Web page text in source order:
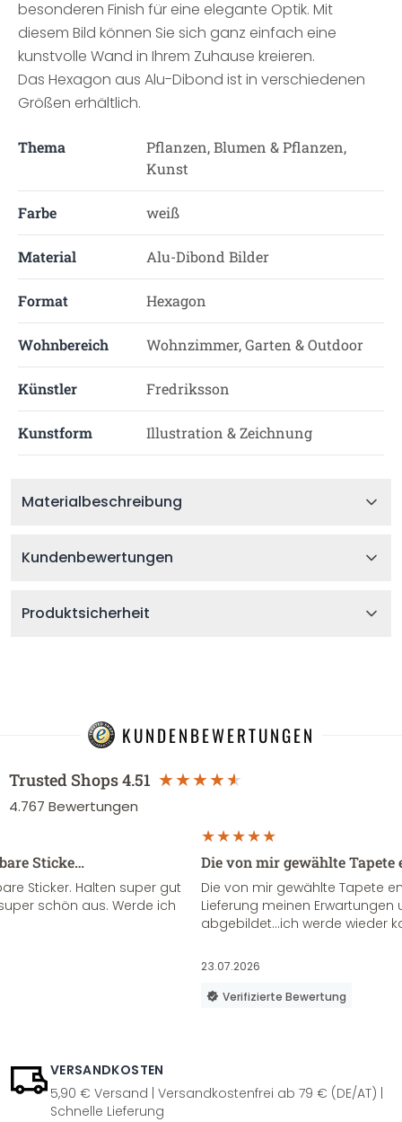
besonderen Finish für eine elegante Optik. Mit
diesem Bild können Sie sich ganz einfach eine
kunstvolle Wand in Ihrem Zuhause kreieren.
Das Hexagon aus Alu-Dibond ist in verschiedenen
Größen erhältlich.
Thema
Pflanzen, Blumen & Pflanzen,
Kunst
Farbe weiß
Material Alu-Dibond Bilder
Format Hexagon
Wohnbereich Wohnzimmer, Garten & Outdoor
Künstler Fredriksson
Kunstform Illustration & Zeichnung
Materialbeschreibung
Kundenbewertungen
Produktsicherheit
KUNDENBEWERTUNGEN
Trusted Shops4.51
4.767 Bewertungen
Sticke…
Sticker. Halten super gut
schön aus. Werde ich
Die von mir gewählte
Die von mir gewählte Tapete
Lieferung meinen Erwartungen
abgebildet...ich werde wieder
23.07.2026
Verifizierte Bewertung
VERSANDKOSTEN
5,90 € Versand | Versandkostenfrei ab 79 € (DE/AT) |
Schnelle Lieferung